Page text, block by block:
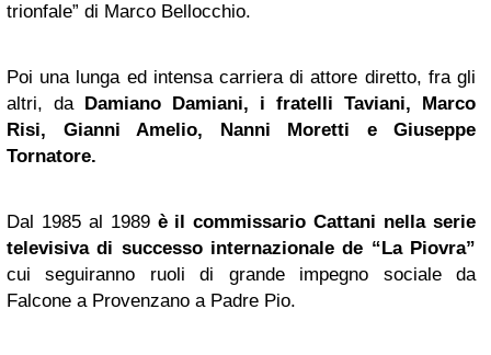
trionfale” di Marco Bellocchio.
Poi una lunga ed intensa carriera di attore diretto, fra gli
altri, da Damiano Damiani, i fratelli Taviani, Marco
Risi, Gianni Amelio, Nanni Moretti e Giuseppe
Tornatore.
Dal 1985 al 1989 è il commissario Cattani nella serie
televisiva di successo internazionale de “La Piovra”
cui seguiranno ruoli di grande impegno sociale da
Falcone a Provenzano a Padre Pio.